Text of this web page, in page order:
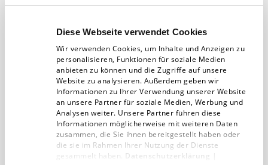
Diese Webseite verwendet Cookies
Wir verwenden Cookies, um Inhalte und Anzeigen zu
personalisieren, Funktionen für soziale Medien
anbieten zu können und die Zugriffe auf unsere
Website zu analysieren. Außerdem geben wir
Informationen zu Ihrer Verwendung unserer Website
an unsere Partner für soziale Medien, Werbung und
Analysen weiter. Unsere Partner führen diese
Informationen möglicherweise mit weiteren Daten
zusammen, die Sie ihnen bereitgestellt haben oder
die sie im Rahmen Ihrer Nutzung der Dienste
gesammelt haben. Datenschutzerklärung
KNOW!S zu Besuch bei BEGA – Neue
Leuchten von BEGA huldigen drei
Grundprinzipien: Der geometrischen Form,
dem Schwarz-Weiß und der Langlebigkeit.
Letzteres, ein Qualitätsversprechen,…
Digitalagentur 07.11.15 10 min